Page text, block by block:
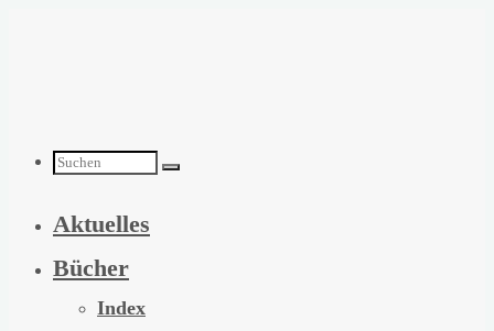
Suchen
nach:
Aktuelles
Bücher
Index